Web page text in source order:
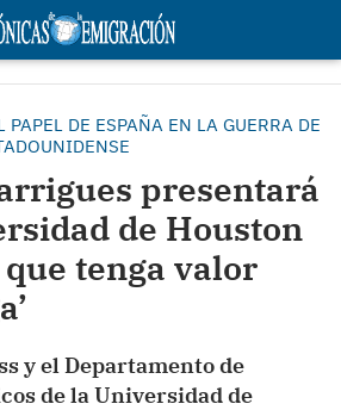
DE ESPAÑA EN LA GUERRA DE
presentará
de Houston
tenga valor
y el Departamento de
de la Universidad de